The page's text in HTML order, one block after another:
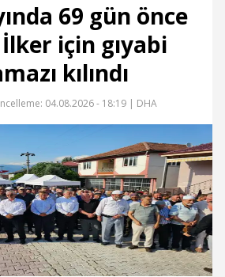
69 gün önce
için gıyabi
kılındı
04.08.2026 - 18:19 | DHA